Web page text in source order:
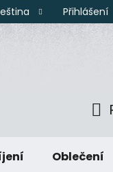
Přihlášení
Oblečení